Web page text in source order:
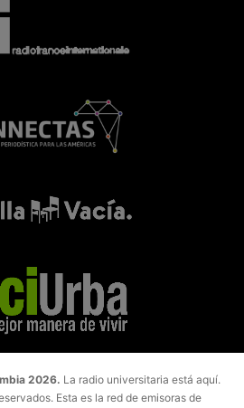
2026. La radio universitaria está aquí.
Esta es la red de emisoras de